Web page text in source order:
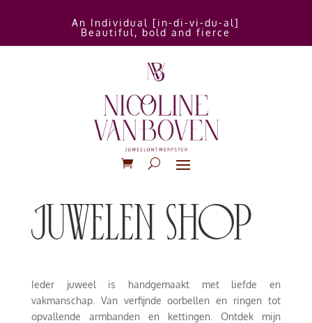
An Individual [in-di-vi-du-al]
Beautiful, bold and fierce
juwelen shop
Ieder juweel is handgemaakt met liefde en
vakmanschap. Van verfijnde oorbellen en ringen tot
opvallende armbanden en kettingen. Ontdek mijn